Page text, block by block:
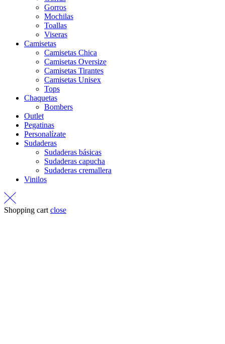
Gorros
Mochilas
Toallas
Viseras
Camisetas
Camisetas Chica
Camisetas Oversize
Camisetas Tirantes
Camisetas Unisex
Tops
Chaquetas
Bombers
Outlet
Pegatinas
Personalízate
Sudaderas
Sudaderas básicas
Sudaderas capucha
Sudaderas cremallera
Vinilos
Shopping cart close